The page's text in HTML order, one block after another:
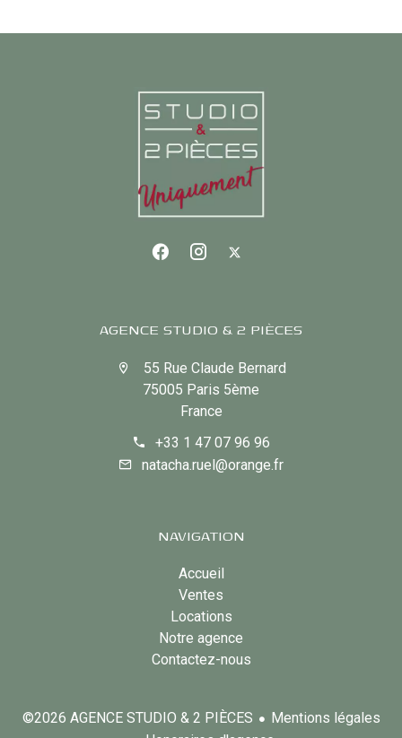
AGENCE STUDIO & 2 PIÈCES
55 Rue Claude Bernard
75005 Paris 5ème
France
+33 1 47 07 96 96
natacha.ruel@orange.fr
NAVIGATION
Accueil
Ventes
Locations
Notre agence
Contactez-nous
©2026 AGENCE STUDIO & 2 PIÈCES
Mentions légales